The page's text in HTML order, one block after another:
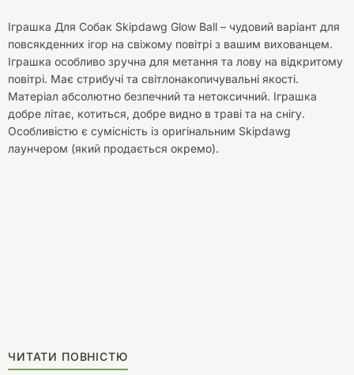
Іграшка Для Собак Skipdawg Glow Ball – чудовий варіант для
повсякденних ігор на свіжому повітрі з вашим вихованцем.
Іграшка особливо зручна для метання та лову на відкритому
повітрі. Має стрибучі та світлонакопичувальні якості.
Матеріал абсолютно безпечний та нетоксичний. Іграшка
добре літає, котиться, добре видно в траві та на снігу.
Особливістю є сумісність із оригінальним Skipdawg
лаунчером (який продається окремо).
ЧИТАТИ ПОВНІСТЮ